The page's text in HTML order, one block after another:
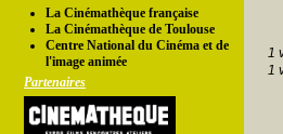
La Cinémathèque française
La Cinémathèque de Toulouse
Centre National du Cinéma et de
l'image animée
Partenaires
1
1